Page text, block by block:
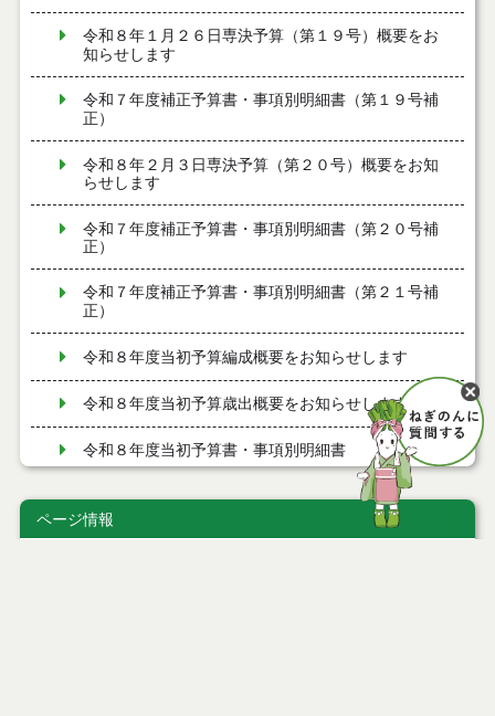
令和８年１月２６日専決予算（第１９号）概要をお
知らせします
令和７年度補正予算書・事項別明細書（第１９号補
正）
令和８年２月３日専決予算（第２０号）概要をお知
らせします
令和７年度補正予算書・事項別明細書（第２０号補
正）
令和７年度補正予算書・事項別明細書（第２１号補
正）
令和８年度当初予算編成概要をお知らせします
令和８年度当初予算歳出概要をお知らせします
令和８年度当初予算書・事項別明細書
令和７年度補正予算書・事項別明細書（第１７号補
正）
ページ情報